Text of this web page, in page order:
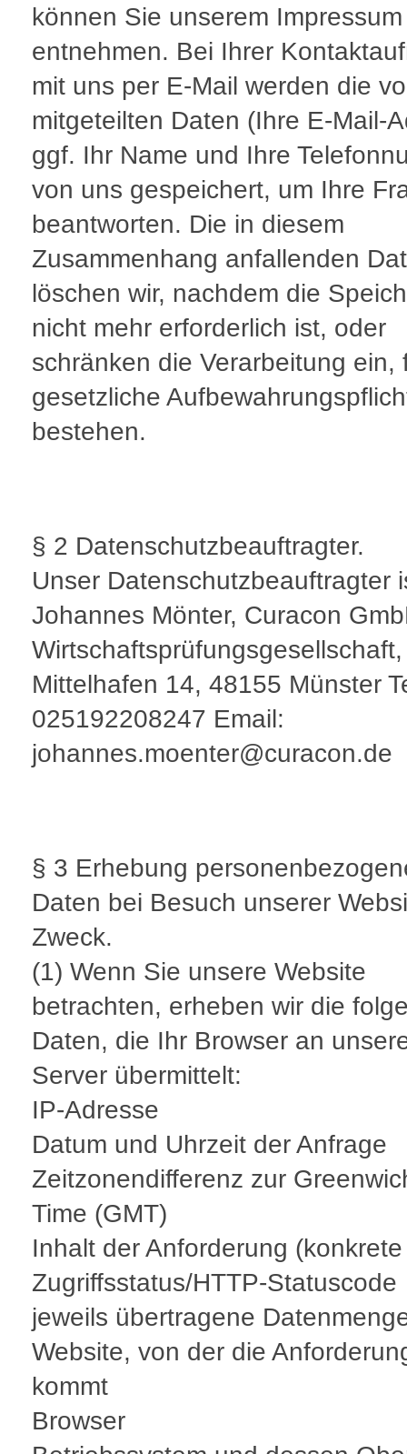
können Sie unserem Impressum
entnehmen. Bei Ihrer
mit uns per E-Mail werden die
mitgeteilten Daten (Ihre E-Mail-
ggf. Ihr Name und Ihre
von uns gespeichert, um Ihre
beantworten. Die in diesem
Zusammenhang anfallenden
löschen wir, nachdem die
nicht mehr erforderlich ist, oder
schränken die Verarbeitung ein,
gesetzliche
bestehen.
§ 2 Datenschutzbeauftragter.
Unser Datenschutzbeauftragter
Johannes Mönter, Curacon
Wirtschaftsprüfungsgesellschaft,
Mittelhafen 14, 48155 Münster
025192208247 Email:
johannes.moenter@curacon.de
§ 3 Erhebung
Daten bei Besuch unserer
Zweck.
(1) Wenn Sie unsere Website
betrachten, erheben wir die
Daten, die Ihr Browser an
Server übermittelt:
IP-Adresse
Datum und Uhrzeit der Anfrage
Zeitzonendifferenz zur
Time (GMT)
Inhalt der Anforderung
Zugriffsstatus/HTTP-Statuscode
jeweils übertragene
Website, von der die
kommt
Browser